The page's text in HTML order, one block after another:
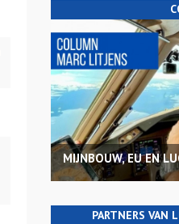
MIJNBOUW, EU EN
PARTNERS VAN